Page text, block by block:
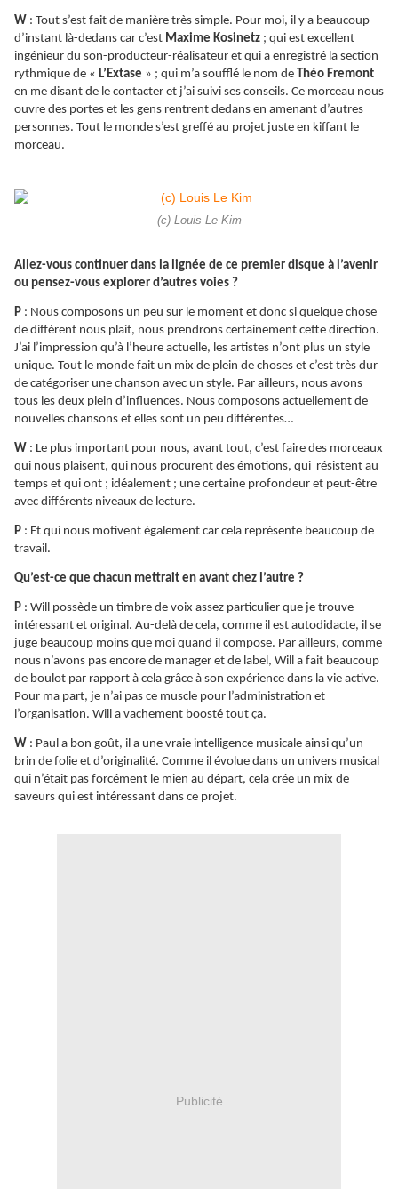
W : Tout s’est fait de manière très simple. Pour moi, il y a beaucoup
d’instant là-dedans car c’est Maxime Kosinetz ; qui est excellent
ingénieur du son-producteur-réalisateur et qui a enregistré la section
rythmique de « L’Extase » ; qui m’a soufflé le nom de Théo Fremont
en me disant de le contacter et j’ai suivi ses conseils. Ce morceau nous
ouvre des portes et les gens rentrent dedans en amenant d’autres
personnes. Tout le monde s’est greffé au projet juste en kiffant le
morceau.
(c) Louis Le Kim
Allez-vous continuer dans la lignée de ce premier disque à l’avenir
ou pensez-vous explorer d’autres voies ?
P : Nous composons un peu sur le moment et donc si quelque chose
de différent nous plait, nous prendrons certainement cette direction.
J’ai l’impression qu’à l’heure actuelle, les artistes n’ont plus un style
unique. Tout le monde fait un mix de plein de choses et c’est très dur
de catégoriser une chanson avec un style. Par ailleurs, nous avons
tous les deux plein d’influences. Nous composons actuellement de
nouvelles chansons et elles sont un peu différentes…
W : Le plus important pour nous, avant tout, c’est faire des morceaux
qui nous plaisent, qui nous procurent des émotions, qui résistent au
temps et qui ont ; idéalement ; une certaine profondeur et peut-être
avec différents niveaux de lecture.
P : Et qui nous motivent également car cela représente beaucoup de
travail.
Qu’est-ce que chacun mettrait en avant chez l’autre ?
P : Will possède un timbre de voix assez particulier que je trouve
intéressant et original. Au-delà de cela, comme il est autodidacte, il se
juge beaucoup moins que moi quand il compose. Par ailleurs, comme
nous n’avons pas encore de manager et de label, Will a fait beaucoup
de boulot par rapport à cela grâce à son expérience dans la vie active.
Pour ma part, je n’ai pas ce muscle pour l’administration et
l’organisation. Will a vachement boosté tout ça.
W : Paul a bon goût, il a une vraie intelligence musicale ainsi qu’un
brin de folie et d’originalité. Comme il évolue dans un univers musical
qui n’était pas forcément le mien au départ, cela crée un mix de
saveurs qui est intéressant dans ce projet.
Publicité